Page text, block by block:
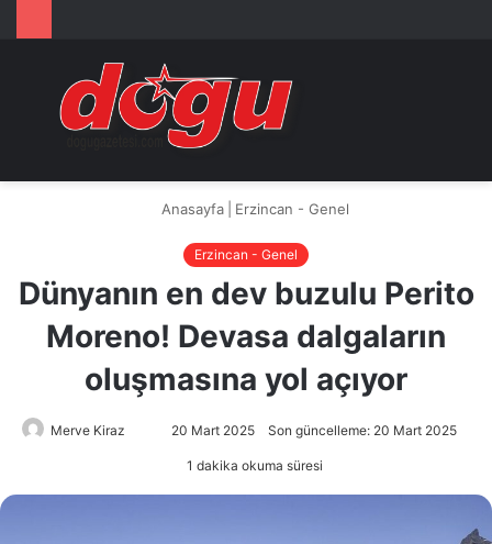
Arama
...
Anasayfa Erzincan - Genel
Erzincan - Genel
Dünyanın en dev buzulu Perito
Moreno! Devasa dalgaların
oluşmasına yol açıyor
Merve Kiraz 20 Mart 2025 Son güncelleme: 20 Mart 2025
1 dakika okuma süresi